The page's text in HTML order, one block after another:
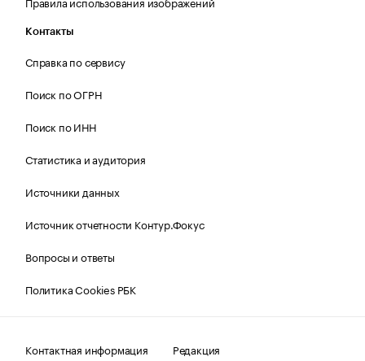
Контакты
Справка по сервису
Поиск по ОГРН
Поиск по ИНН
Статистика и аудитория
Источники данных
Источник отчетности Контур.Фокус
Вопросы и ответы
Политика Cookies РБК
Контактная информация Редакция